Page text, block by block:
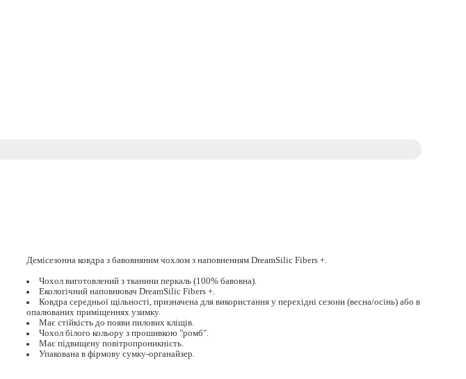
Демісезонна ковдра з бавовняним чохлом з наповненням DreamSilic Fibers +.
Чохол виготовлений з тканини перкаль (100% бавовна).
Екологічний наповнювач DreamSilic Fibers +.
Ковдра середньої щільності, призначена для використання у перехідні сезони (весна/осінь) або в
опалюваних приміщеннях узимку.
Має стійкість до появи пилових кліщів.
Чохол білого кольору з прошивкою "ромб".
Має підвищену повітропроникність.
Упакована в фірмову сумку-органайзер.